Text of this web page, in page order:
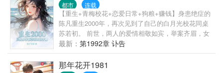
都市 连载
【重生+青梅校花+恋爱日常+狗粮+赚钱】身患绝症的
陈凡重生2000年，再次见到了自己的白月光校花同桌
苏若初。 前世，两人的爱情相敬如宾，举案齐眉，女
友却因为一场车祸意外身亡。陈凡抱憾终身。 这一
世，陈凡发誓绝不放手，要创造一个崭新的商业帝
国，给她最完美的爱情跟未来。 “苏若初，这辈子我要
最新： 第1992章 讣告
那年花开1981